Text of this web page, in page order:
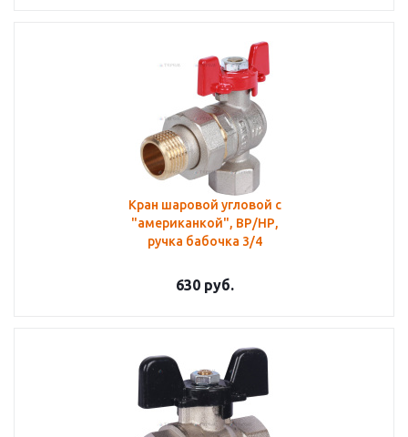
Кран шаровой угловой с
"американкой", ВР/НР,
ручка бабочка 3/4
630руб.